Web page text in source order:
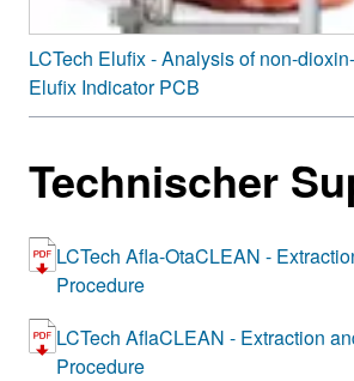
LCTech Elufix - Analysis of non-
Elufix Indicator PCB
Technischer
LCTech Afla-OtaCLEAN -
Procedure
LCTech AflaCLEAN - Extraction
Procedure